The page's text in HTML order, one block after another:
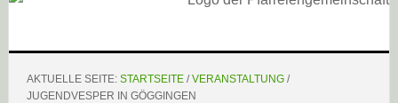
AKTUELLE SEITE: STARTSEITE / VERANSTALTUNG /
JUGENDVESPER IN GÖGGINGEN